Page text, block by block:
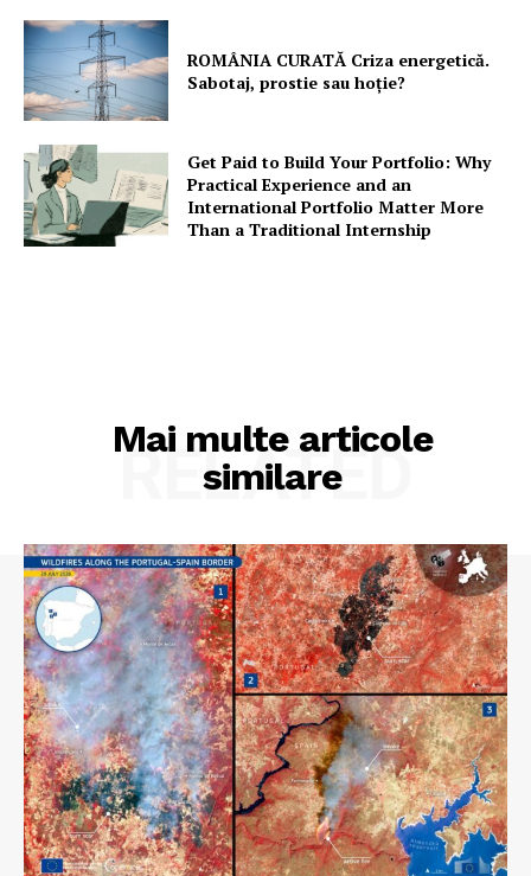
ROMÂNIA CURATĂ Criza energetică.
Sabotaj, prostie sau hoție?
Get Paid to Build Your Portfolio: Why
Practical Experience and an
International Portfolio Matter More
Than a Traditional Internship
Mai multe articole
similare
RELATED